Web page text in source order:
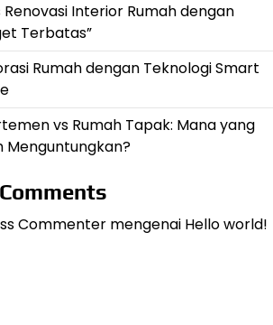
Renovasi Interior Rumah dengan
Terbatas”
Rumah dengan Teknologi Smart
vs Rumah Tapak: Mana yang
Menguntungkan?
Commentermengenai Hello world!